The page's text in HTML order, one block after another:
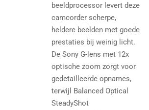
beeldprocessor levert deze
camcorder scherpe,
heldere beelden met goede
prestaties bij weinig licht.
De Sony G-lens met 12x
optische zoom zorgt voor
gedetailleerde opnames,
terwijl Balanced Optical
SteadyShot